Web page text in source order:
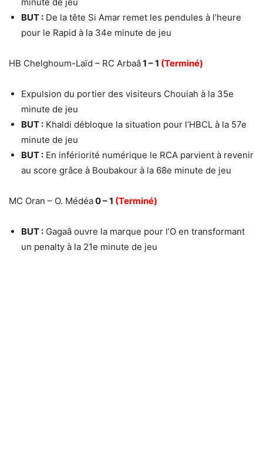
BUT : De la tête Si Amar remet les pendules à l’heure
pour le Rapid à la 34e minute de jeu
HB Chelghoum-Laïd – RC Arbaâ1 – 1 (Terminé)
Expulsion du portier des visiteurs Chouiah à la 35e
minute de jeu
BUT : Khaldi débloque la situation pour l’HBCL à la 57e
minute de jeu
BUT : En infériorité numérique le RCA parvient à revenir
au score grâce à Boubakour à la 68e minute de jeu
MC Oran – O. Médéa0 – 1 (Terminé)
BUT : Gagaâ ouvre la marque pour l’O en transformant
un penalty à la 21e minute de jeu